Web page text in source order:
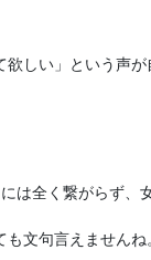
しい」という声
は全く繋がらず、
文句言えませんね